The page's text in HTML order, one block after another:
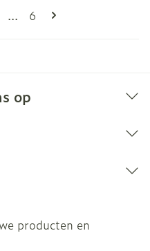
pagina
... Pagina
6
op
producten en